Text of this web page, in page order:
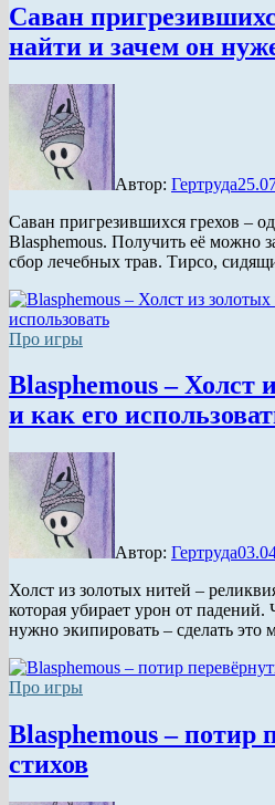
Саван
найти и зачем он
Автор: Гертруда
Саван пригрезившихся грехов –
Blasphemous. Получить её можно
сбор лечебных трав. Тирсо,
Про игры
Blasphemous – Холст
и как его
Автор: Гертруда
Холст из золотых нитей –
которая убирает урон от
нужно экипировать – сделать
Про игры
Blasphemous – потир
стихов